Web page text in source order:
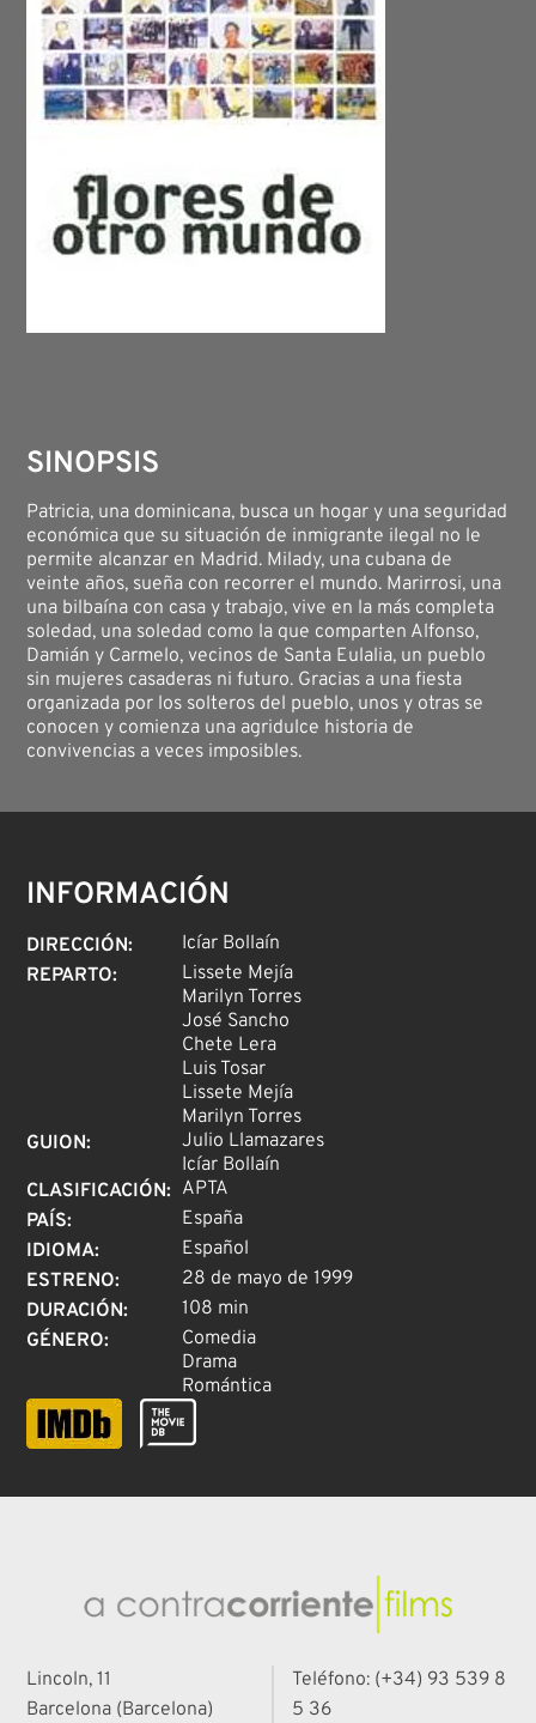
SINOPSIS
Patricia, una dominicana, busca un hogar y una seguridad
económica que su situación de inmigrante ilegal no le
permite alcanzar en Madrid. Milady, una cubana de
veinte años, sueña con recorrer el mundo. Marirrosi, una
una bilbaína con casa y trabajo, vive en la más completa
soledad, una soledad como la que comparten Alfonso,
Damián y Carmelo, vecinos de Santa Eulalia, un pueblo
sin mujeres casaderas ni futuro. Gracias a una fiesta
organizada por los solteros del pueblo, unos y otras se
conocen y comienza una agridulce historia de
convivencias a veces imposibles.
INFORMACIÓN
DIRECCIÓN:
Icíar Bollaín
REPARTO:
Lissete Mejía
Marilyn Torres
José Sancho
Chete Lera
Luis Tosar
Lissete Mejía
Marilyn Torres
GUION:
Julio Llamazares
Icíar Bollaín
CLASIFICACIÓN: APTA
PAÍS:
España
IDIOMA:
Español
ESTRENO:
28 de mayo de 1999
DURACIÓN:
108 min
GÉNERO:
Comedia
Drama
Romántica
Lincoln, 11
Barcelona (Barcelona)
Teléfono: (+34) 93 539 8
5 36